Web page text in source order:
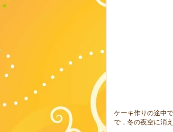
ケーキ作りの途中
で，冬の夜空に消